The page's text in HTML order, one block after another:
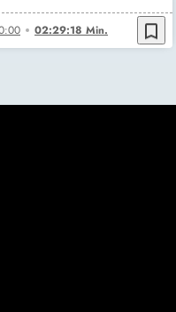
02:29:18 Min. bookmark_border